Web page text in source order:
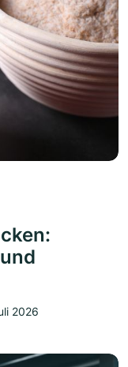
2026